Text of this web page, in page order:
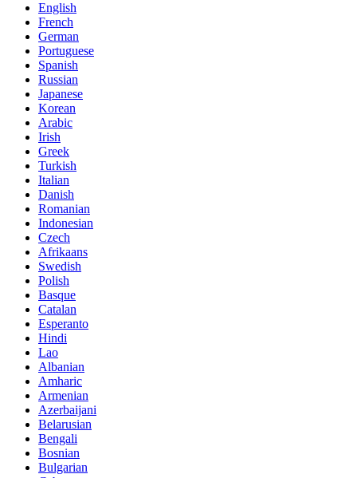
English
French
German
Portuguese
Spanish
Russian
Japanese
Korean
Arabic
Irish
Greek
Turkish
Italian
Danish
Romanian
Indonesian
Czech
Afrikaans
Swedish
Polish
Basque
Catalan
Esperanto
Hindi
Lao
Albanian
Amharic
Armenian
Azerbaijani
Belarusian
Bengali
Bosnian
Bulgarian